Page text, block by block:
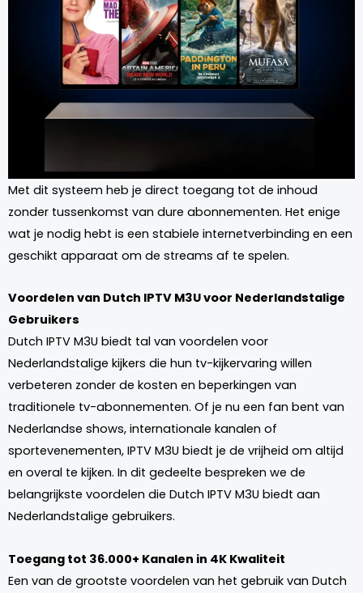
Met dit systeem heb je direct toegang tot de inhoud
zonder tussenkomst van dure abonnementen. Het enige
wat je nodig hebt is een stabiele internetverbinding en een
geschikt apparaat om de streams af te spelen.
Voordelen van Dutch IPTV M3U voor Nederlandstalige
Gebruikers
Dutch IPTV M3U biedt tal van voordelen voor
Nederlandstalige kijkers die hun tv-kijkervaring willen
verbeteren zonder de kosten en beperkingen van
traditionele tv-abonnementen. Of je nu een fan bent van
Nederlandse shows, internationale kanalen of
sportevenementen, IPTV M3U biedt je de vrijheid om altijd
en overal te kijken. In dit gedeelte bespreken we de
belangrijkste voordelen die Dutch IPTV M3U biedt aan
Nederlandstalige gebruikers.
Toegang tot 36.000+ Kanalen in 4K Kwaliteit
Een van de grootste voordelen van het gebruik van Dutch